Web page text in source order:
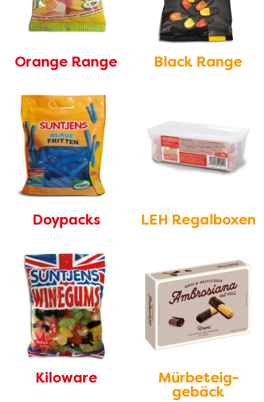
Orange Range Black Range
Doypacks LEH Regalboxen
Kiloware Mürbeteig-
gebäck